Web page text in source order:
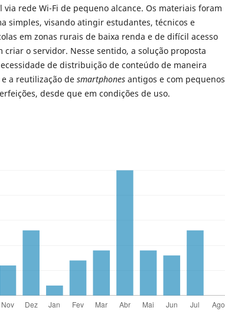
rede Wi-Fi de pequeno alcance. Os materiais foram
simples, visando atingir estudantes, técnicos e
em zonas rurais de baixa renda e de difícil acesso
criar o servidor. Nesse sentido, a solução proposta
de distribuição de conteúdo de maneira
a reutilização de smartphones antigos e com pequenos
desde que em condições de uso.